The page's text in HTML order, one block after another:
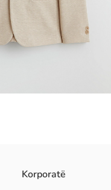
Korporatë